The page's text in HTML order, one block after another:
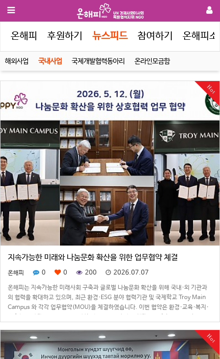
온해피 후원하기 뉴스피드 참여하기 온해피
해외사업 국내사업 국제개발협력동아리 온라인모금함
Hot
지속가능한 미래와 나눔문화 확산을 위한 업무협약 체결
온해피 0 0 200 2026.07.07
온해피는 지속가능한 미래사회 구축과 글로벌 나눔문화 확산을 위해 국내·외 기관과
의 협력을 확대하고 있으며, 최근 환경·ESG 분야 협력기관 및 국제학교 Troy Main
Campus 와 각각 업무협약(MOU)을 체결하였습니다. 이번 협약은 환경·교육·복지·
Hot